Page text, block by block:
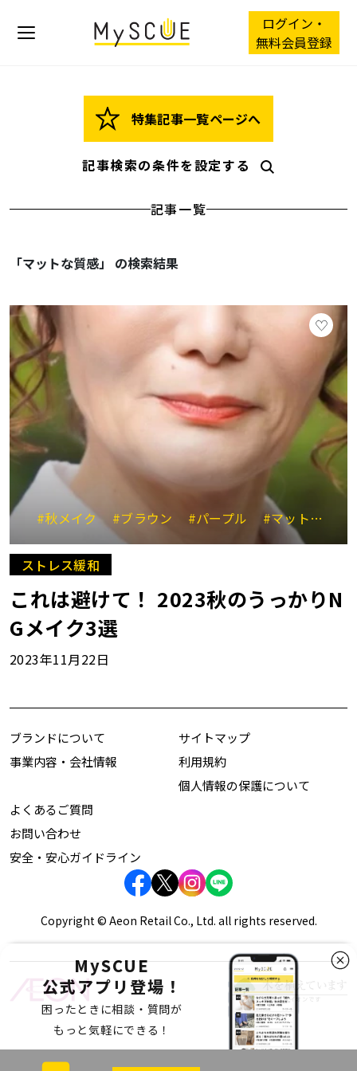
ログイン・
無料会員登録
特集記事一覧ページへ
記事検索の条件を設定する
記事一覧
「マットな質感」 の検索結果
#秋メイク #ブラウン #パープル #マットな質感
ストレス緩和
これは避けて！ 2023秋のうっかりN
Gメイク3選
2023年11月22日
MySCUE
公式アプリ登場！
困ったときに相談・質問が
もっと気軽にできる！
ブランドについて
事業内容・会社情報
サイトマップ
利用規約
個人情報の保護について
よくあるご質問
お問い合わせ
安全・安心ガイドライン
Copyright © Aeon Retail Co., Ltd. all rights reserved.